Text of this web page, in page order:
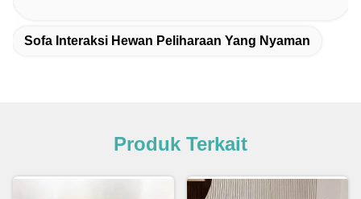
Sofa Interaksi Hewan Peliharaan Yang Nyaman
Produk Terkait